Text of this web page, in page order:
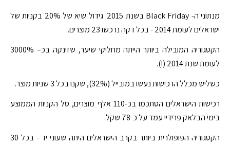
מנתוני ה- Black Friday בשנת 2015: גידול שיא של 20% בקניות של
ישראלים לעומת 2014 - בכל דקה נרכשו 23 מוצרים.
הקטגוריה המובילה ביותר הייתה מחליקי שיער, שזינקה בכ– 3000%
לעומת שנת 2014 (!).
כשליש מכלל הרכישות נעשו במובייל (32%), שקנו בכל 3 שניות מוצר.
רכישות הישראלים הסתכמו בכ-110 אלף מוצרים, סל הקניות הממוצע
בימי הבלאק פרידיי עמד על כ-78 שקל.
הקטגוריה הפופולרית ביותר בקרב הישראלים היתה שעוני יד - בכל 30